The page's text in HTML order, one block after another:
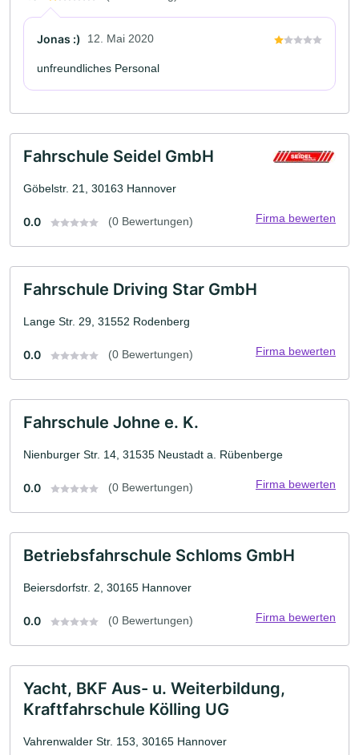
Jonas :) 12. Mai 2020
unfreundliches Personal
Fahrschule Seidel GmbH
Göbelstr. 21, 30163 Hannover
0.0 (0 Bewertungen) Firma bewerten
Fahrschule Driving Star GmbH
Lange Str. 29, 31552 Rodenberg
0.0 (0 Bewertungen) Firma bewerten
Fahrschule Johne e. K.
Nienburger Str. 14, 31535 Neustadt a. Rübenberge
0.0 (0 Bewertungen) Firma bewerten
Betriebsfahrschule Schloms GmbH
Beiersdorfstr. 2, 30165 Hannover
0.0 (0 Bewertungen) Firma bewerten
Yacht, BKF Aus- u. Weiterbildung,
Kraftfahrschule Kölling UG
Vahrenwalder Str. 153, 30165 Hannover